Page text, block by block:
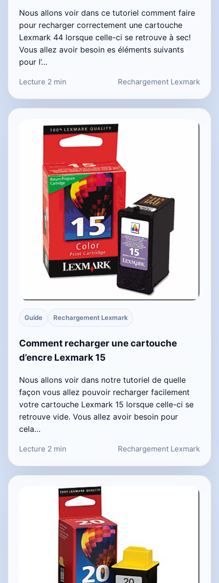
Nous allons voir dans ce tutoriel comment faire
pour recharger correctement une cartouche
Lexmark 44 lorsque celle-ci se retrouve à sec!
Vous allez avoir besoin es éléments suivants
pour l’…
Lecture 2 min Rechargement Lexmark
Guide Rechargement Lexmark
Comment recharger une cartouche
d’encre Lexmark 15
Nous allons voir dans notre tutoriel de quelle
façon vous allez pouvoir recharger facilement
votre cartouche Lexmark 15 lorsque celle-ci se
retrouve vide. Vous allez avoir besoin pour
cela…
Lecture 2 min Rechargement Lexmark